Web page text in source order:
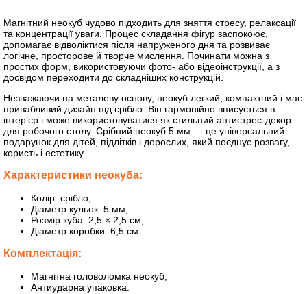
Магнітний неокуб чудово підходить для зняття стресу, релаксації
та концентрації уваги. Процес складання фігур заспокоює,
допомагає відволіктися після напруженого дня та розвиває
логічне, просторове й творче мислення. Починати можна з
простих форм, використовуючи фото- або відеоінструкції, а з
досвідом переходити до складніших конструкцій.
Незважаючи на металеву основу, неокуб легкий, компактний і має
привабливий дизайн під срібло. Він гармонійно вписується в
інтер’єр і може використовуватися як стильний антистрес-декор
для робочого столу. Срібний неокуб 5 мм — це універсальний
подарунок для дітей, підлітків і дорослих, який поєднує розвагу,
користь і естетику.
Характеристики неокуба:
Колір: срібло;
Діаметр кульок: 5 мм;
Розмір куба: 2,5 × 2,5 см;
Діаметр коробки: 6,5 см.
Комплектація:
Магнітна головоломка неокуб;
Антиударна упаковка.